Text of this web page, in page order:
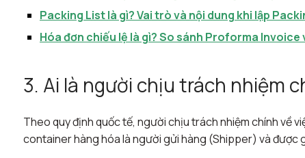
Packing List là gì? Vai trò và nội dung khi lập
Hóa đơn chiếu lệ là gì? So sánh Proforma
3. Ai là người chịu trách nhiệm
Theo quy định quốc tế, người chịu trách nhiệm chính về
container hàng hóa là người gửi hàng (Shipper) và được